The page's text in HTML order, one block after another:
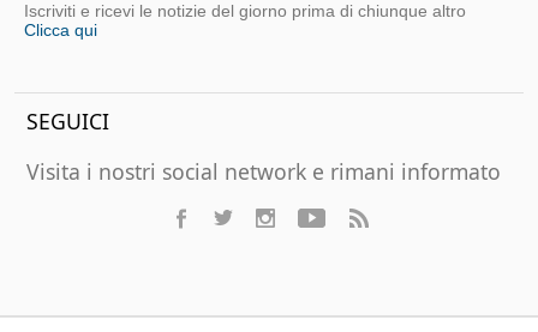
Iscriviti e ricevi le notizie del giorno prima di chiunque altro
Clicca qui
SEGUICI
Visita i nostri social network e rimani informato